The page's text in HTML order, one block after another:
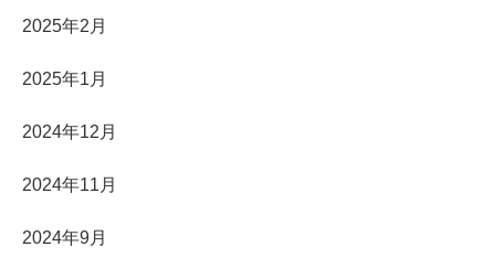
2025年2月
2025年1月
2024年12月
2024年11月
2024年9月